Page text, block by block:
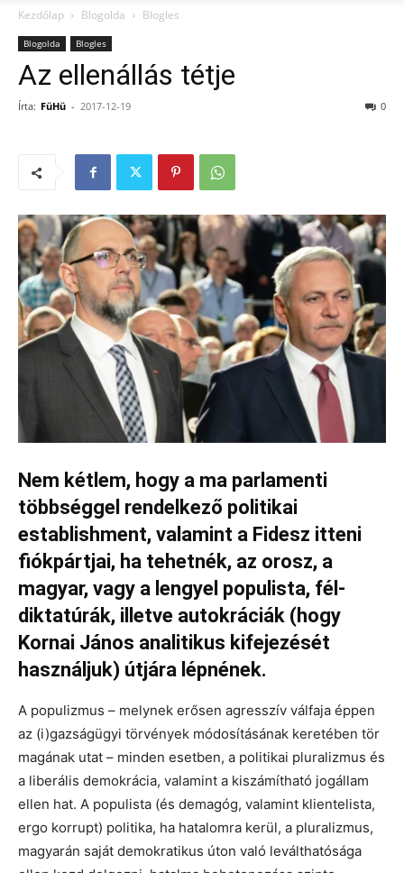
Kezdőlap Blogolda Blogles
Blogolda Blogles
Az ellenállás tétje
Írta: FüHü - 2017-12-19 0
Nem kétlem, hogy a ma parlamenti
többséggel rendelkező politikai
establishment, valamint a Fidesz itteni
fiókpártjai, ha tehetnék, az orosz, a
magyar, vagy a lengyel populista, fél-
diktatúrák, illetve autokráciák (hogy
Kornai János analitikus kifejezését
használjuk) útjára lépnének.
A populizmus – melynek erősen agresszív válfaja éppen
az (i)gazságügyi törvények módosításának keretében tör
magának utat – minden esetben, a politikai pluralizmus és
a liberális demokrácia, valamint a kiszámítható jogállam
ellen hat. A populista (és demagóg, valamint klientelista,
ergo korrupt) politika, ha hatalomra kerül, a pluralizmus,
magyarán saját demokratikus úton való leválthatósága